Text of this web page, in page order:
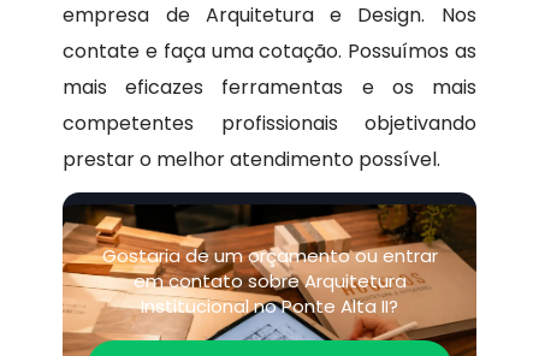
empresa de Arquitetura e Design. Nos
contate e faça uma cotação. Possuímos as
mais eficazes ferramentas e os mais
competentes profissionais objetivando
prestar o melhor atendimento possível.
Gostaria de um orçamento ou entrar
em contato sobre Arquitetura
Institucional no Ponte Alta II?